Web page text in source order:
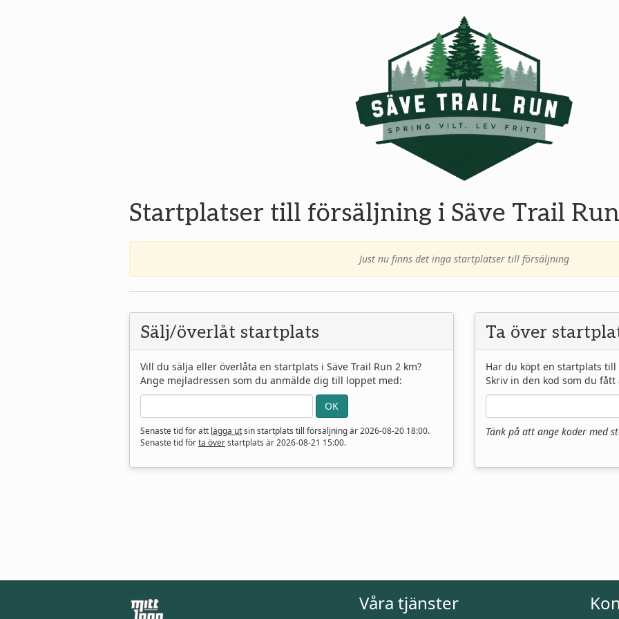
Startplatser till försäljning i Säve Trail
Just nu finns det inga startplatser till försäljning
Sälj/överlåt startplats
Vill du sälja eller överlåta en startplats i Säve Trail Run 2 km?
Ange mejladressen som du anmälde dig till loppet med:
Senaste tid för att lägga utsin startplats till försäljning är 2026-08-20 18:00.
Senaste tid förta överstartplats är 2026-08-21 15:00.
Ta över
Har du köpt en startplats till
Skriv in den kod som du fått
Tänk på att ange koder med
Våra tjänster